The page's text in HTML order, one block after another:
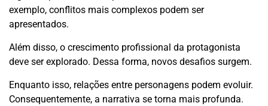
exemplo, conflitos mais complexos podem ser
apresentados.
Além disso, o crescimento profissional da protagonista
deve ser explorado. Dessa forma, novos desafios surgem.
Enquanto isso, relações entre personagens podem evoluir.
Consequentemente, a narrativa se torna mais profunda.